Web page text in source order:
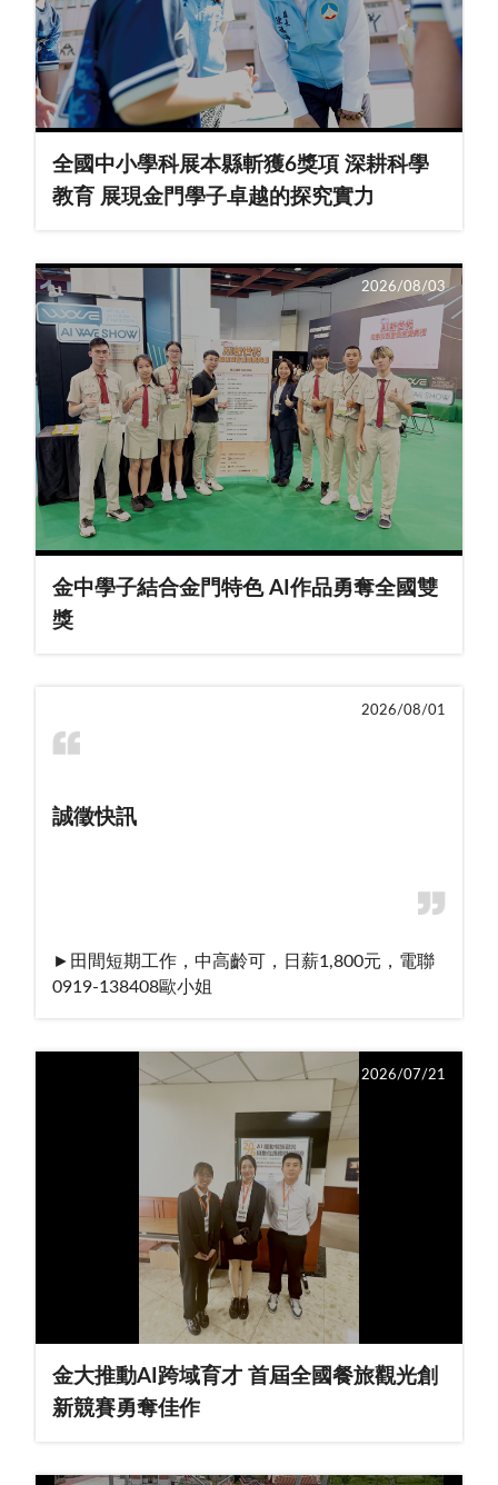
全國中小學科展本縣斬獲6獎項 深耕科學
教育 展現金門學子卓越的探究實力
金中學子結合金門特色 AI作品勇奪全國雙
獎
2026/08/03
誠徵快訊
2026/08/01
►田間短期工作，中高齡可，日薪1,800元，電聯
0919-138408歐小姐
金大推動AI跨域育才 首屆全國餐旅觀光創
新競賽勇奪佳作
2026/07/21